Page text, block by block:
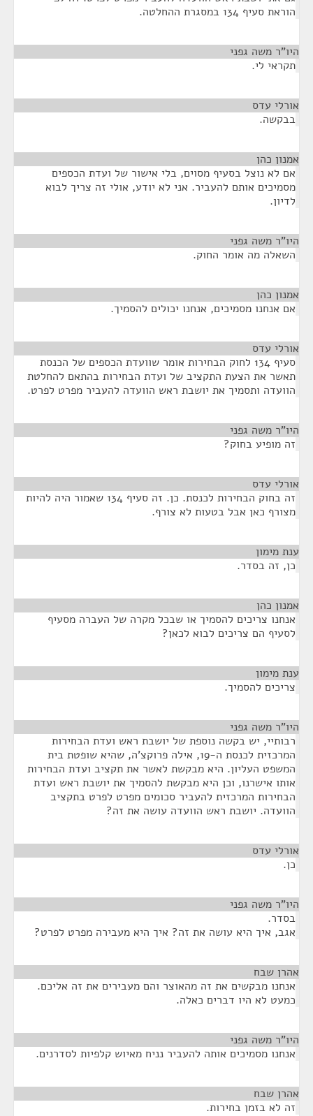
הוראת סעיף 134 במסגרת ההחלטה.
היו"ר משה גפני
תקראי לי.
אורלי עדס
בבקשה.
אמנון כהן
אם לא נוצל בסעיף מסוים, בלי אישור של ועדת הכספים
מסמיכים אותם להעביר. אני לא יודע, אולי זה צריך לבוא
לדיון.
היו"ר משה גפני
השאלה מה אומר החוק.
אמנון כהן
אם אנחנו מסמיכים, אנחנו יכולים להסמיך.
אורלי עדס
סעיף 134 לחוק הבחירות אומר שוועדת הכספים של הכנסת
תאשר את הצעת התקציב של ועדת הבחירות בהתאם להחלטת
הוועדה ותסמיך את יושבת ראש הוועדה להעביר מפרט לפרט.
היו"ר משה גפני
זה מופיע בחוק?
אורלי עדס
זה בחוק הבחירות לכנסת. כן. זה סעיף 134 שאמור היה להיות
מצורף כאן אבל בטעות לא צורף.
ענת מימון
כן, זה בסדר.
אמנון כהן
אנחנו צריכים להסמיך או שבכל מקרה של העברה מסעיף
לסעיף הם צריכים לבוא לכאן?
ענת מימון
צריכים להסמיך.
היו"ר משה גפני
רבותיי, יש בקשה נוספת של יושבת ראש ועדת הבחירות
המרכזית לכנסת ה-19, אילה פרוקצ'ה, שהיא שופטת בית
המשפט העליון. היא מבקשת לאשר את תקציב ועדת הבחירות
אותו אישרנו, וכן היא מבקשת להסמיך את יושבת ראש ועדת
הבחירות המרכזית להעביר סכומים מפרט לפרט בתקציב
הוועדה. יושבת ראש הוועדה עושה את זה?
אורלי עדס
כן.
היו"ר משה גפני
בסדר.
אגב, איך היא עושה את זה? איך היא מעבירה מפרט לפרט?
אהרן שבח
אנחנו מבקשים את זה מהאוצר והם מעבירים את זה אליכם.
כמעט לא היו דברים כאלה.
היו"ר משה גפני
אנחנו מסמיכים אותה להעביר נניח מאיוש קלפיות לסדרנים.
אהרן שבח
זה לא בזמן בחירות.